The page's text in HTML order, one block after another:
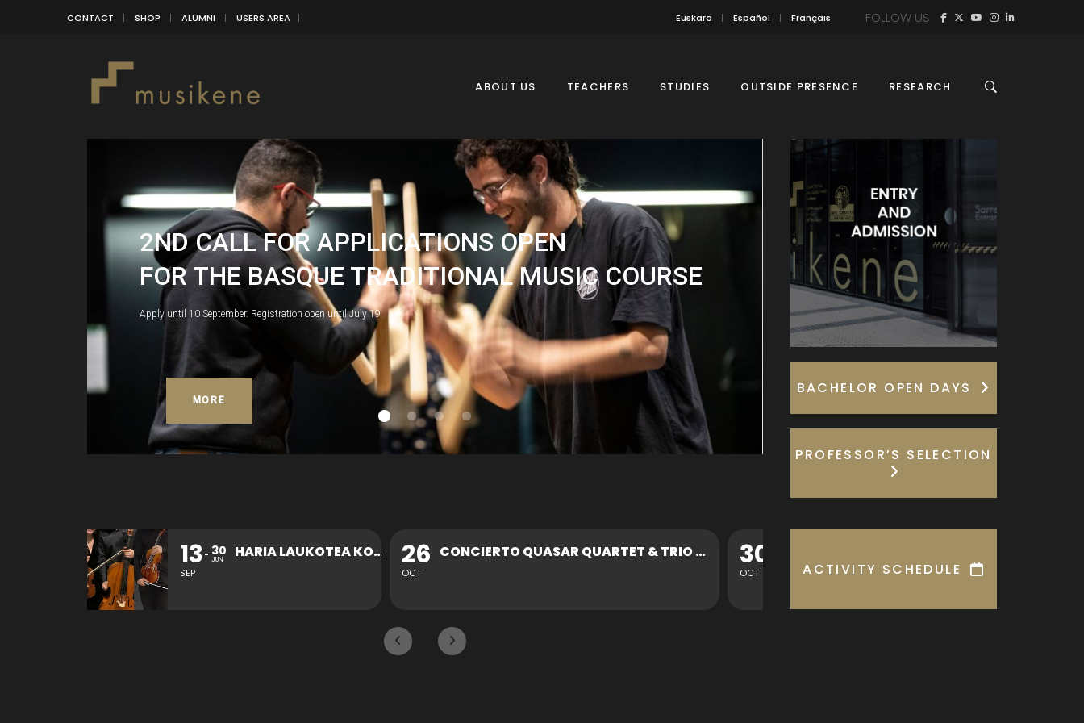
CONTACT SHOP ALUMNI USERS AREA Euskara Español Français FOLLOW US
ABOUT US TEACHERS STUDIES OUTSIDE PRESENCE RESEARCH
2ND CALL FOR APPLICATIONS OPEN
FOR THE BASQUE TRADITIONAL MUSIC COURSE
Apply until 10 September. Registration open until July 19
MORE
BACHELOR OPEN DAYS
PROFESSOR’S SELECTION
30 HARIA LAUKOTEA KONTZERTUA 26 CONCIERTO QUASAR QUARTET & TRIO ZUKAN 30 ACTIVITY SCHEDULE